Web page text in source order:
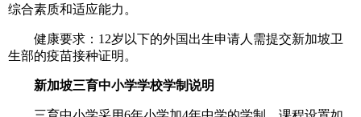
综合素质和适应能力。
健康要求：12岁以下的外国出生申请人需提交新加坡卫
生部的疫苗接种证明。
新加坡三育中小学学校学制说明